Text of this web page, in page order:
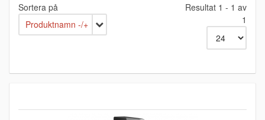
Sortera på
Produktnamn -/+
Resultat 1 - 1 av
1